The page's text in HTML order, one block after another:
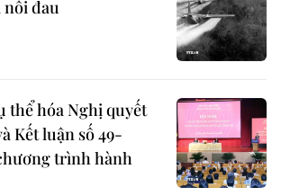
nỗi đau
thể hóa Nghị quyết
Kết luận số 49-
trình hành